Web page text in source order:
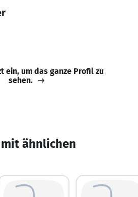
ein, um das ganze Profil zu
sehen.
ähnlichen